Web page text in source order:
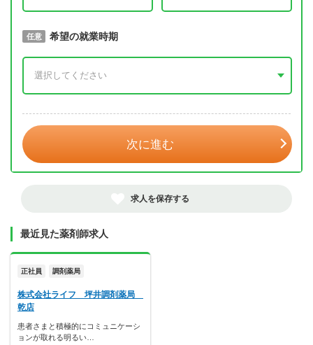
必須 取得予定年
任意 希望の就業時期
次に進む
求人を保存する
最近見た薬剤師求人
正社員 調剤薬局
株式会社ライフ 坪井調剤薬局
乾店
患者さまと積極的にコミュニケーシ
ョンが取れる明るい…